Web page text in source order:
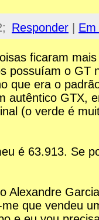
Responder
GTX
ficaram
possuíam o GT
que era o
autêntico GTX,
(o verde é
é 63.913. Se
Alexandre
que vendeu